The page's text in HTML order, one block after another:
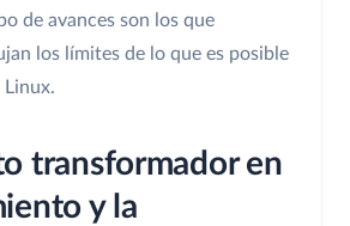
de avances son los que
los límites de lo que es posible
Linux.
transformador en
y la